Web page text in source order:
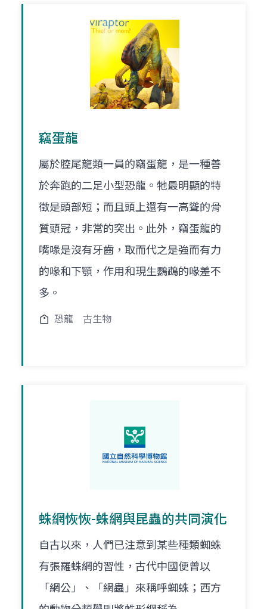
竊蛋龍
屬於腔尾龍類一員的竊蛋龍，是一種善
於奔跑的二足小型恐龍。牠最明顯的特
徵是頭部短；而且頭上還有一高聳的骨
質頭冠，非常的突出。此外，竊蛋龍的
嘴喙是沒有牙齒，取而代之是強而有力
的喙和下顎，作用和現生鸚鵡的喙差不
多。
恐龍 古生物
蛛網恢恢-蛛網與昆蟲的共同演化
自古以來，人們已注意到某些種類蜘蛛
有張羅蛛網的習性，古代中國便曾以
「網公」、「網蟲」來稱呼蜘蛛；西方